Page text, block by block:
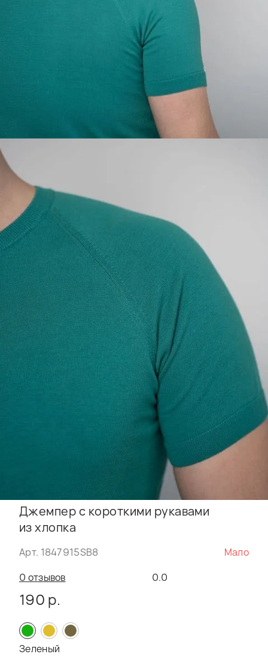
Джемпер с короткими рукавами
из хлопка
Арт. 1847915SB8
Мало
0 отзывов
0.0
190 р.
Зеленый